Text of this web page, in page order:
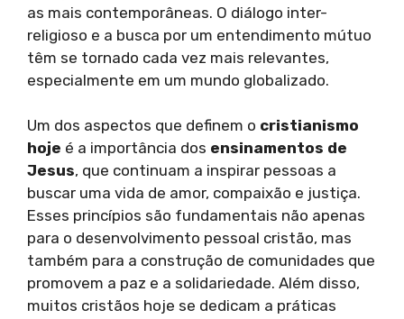
as mais contemporâneas. O diálogo inter-
religioso e a busca por um entendimento mútuo
têm se tornado cada vez mais relevantes,
especialmente em um mundo globalizado.
Um dos aspectos que definem o cristianismo
hoje é a importância dos ensinamentos de
Jesus, que continuam a inspirar pessoas a
buscar uma vida de amor, compaixão e justiça.
Esses princípios são fundamentais não apenas
para o desenvolvimento pessoal cristão, mas
também para a construção de comunidades que
promovem a paz e a solidariedade. Além disso,
muitos cristãos hoje se dedicam a práticas